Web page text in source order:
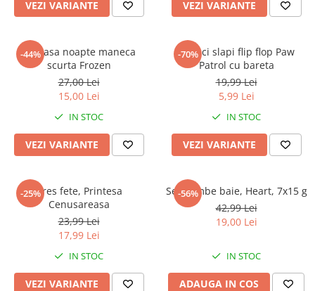
VEZI VARIANTE VEZI VARIANTE
-44%
Camasa noapte maneca
scurta Frozen
27,00 Lei
15,00 Lei
IN STOC
VEZI VARIANTE
-70%
Papuci slapi flip flop Paw
Patrol cu bareta
19,99 Lei
5,99 Lei
IN STOC
VEZI VARIANTE
-25%Dres fete, Printesa
Cenusareasa
23,99 Lei
17,99 Lei
IN STOC
VEZI VARIANTE
-56%
Set bombe baie, Heart, 7x15 g
42,99 Lei
19,00 Lei
IN STOC
ADAUGA IN COS